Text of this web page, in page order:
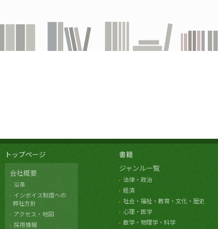
トップページ
会社概要
沿革
インボイス制度への
弊社方針
アクセス・地図
採用情報
書籍
ジャンル一覧
法律・政治
経済
社会・福祉・教育・文化・歴史
心理・医学
数学・物理学・科学